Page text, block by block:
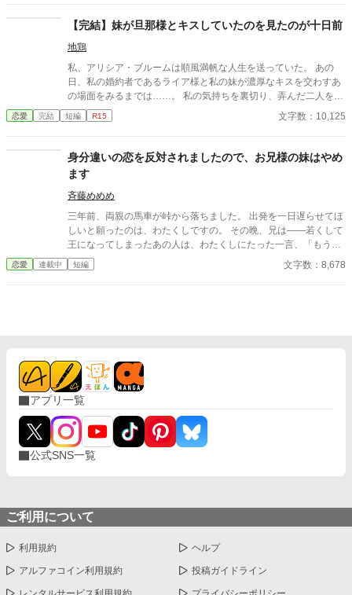
まれている。 ところが出航前日、港へ着いたオリヴィアが見たの
は、船から降ろされる救援物資と、代わりに積み込まれる衣装
箱、酒樽、鏡台、長椅子だった。 船上にはルーカスと、その愛人
カミラがいる。 ルーカスはオリヴィアとの婚約を一方的に解消
し、カミラとの婚礼と新婚旅行、さらに自分の私的事業へ〈暁の
鴎〉号を使うと告げた。 「この毛布、少し獣臭いのですもの」 カ
れどルーカスは、大切な二つの事実を軽んじていた。 〈暁の鴎〉
フレデリック辺境伯は、島の備蓄があと二日だと伝えても、オリ
ヴィアへ命令しない。 「この船をどうするかは、あなたが決めて
ください」 裏切られた痛みを抱えながら、オリヴィアは自分で救
出航すると宣言した。 それでもルーカスは、招待客の前ならオリ
ヴィアは逆らえないと考え、新婚旅行の出航式を強行する。 「錨
を上げろ。出航だ！」 しかし、船員は誰一人動かなかった。 これ
は、自分を財産として扱った元婚約者と愛人を直接船から降ろ
【完結】妹が旦那様とキスしていたのを見たのが十日前
地鶏
私、アリシア・ブルームは順風満帆な人生を送っていた。 あの
日、私の婚約者であるライア様と私の妹が濃厚なキスを交わすあ
の場面をみるまでは……。 私の気持ちを裏切り、弄んだ二人を、
私は許さない。 アリシア・ブルームの復讐が始まる。
恋愛 完結 短編 R15 文字数：10,125
身分違いの恋を反対されましたので、お兄様の妹はやめ
ます
斉藤めめめ
三年前、両親の馬車が峠から落ちました。 出発を一日遅らせてほ
しいと願ったのは、わたくしですの。 その晩、兄は――若くして
王になってしまったあの人は、わたくしにたった一言、「もうい
い」と仰いましたわ。 以来わたくしたちは、口をきいておりませ
ん。宮廷の噂どおり、たいそう仲の悪い兄妹ですのよ。 そんなわ
わたくし、お兄様の妹はやめますわ。 ――ええ。この時わたくし
は、まだ何ひとつ存じませんでしたの。 あの夜のお兄様の「もう
いい」に、続きの言葉があったことも。
恋愛 連載中 短編 文字数：8,678
アプリ一覧
公式SNS一覧
ご利用について
利用規約 ヘルプ
アルファコイン利用規約 投稿ガイドライン